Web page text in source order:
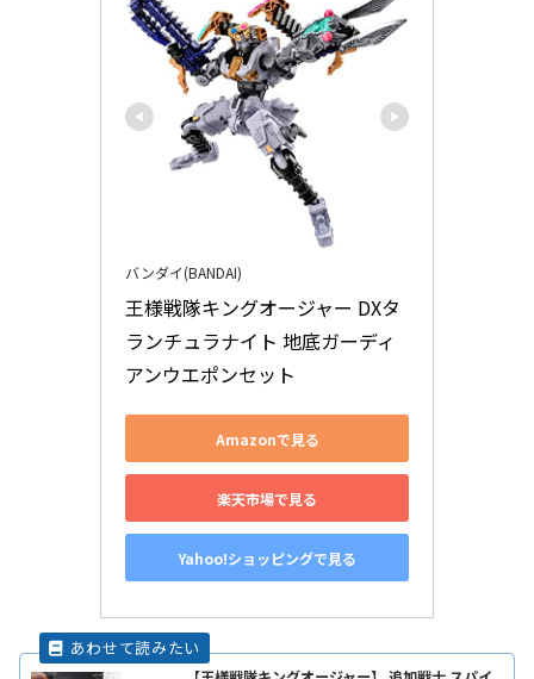
バンダイ(BANDAI)
王様戦隊キングオージャー DXタ
ランチュラナイト 地底ガーディ
アンウエポンセット
Amazonで見る
楽天市場で見る
Yahoo!ショッピングで見る